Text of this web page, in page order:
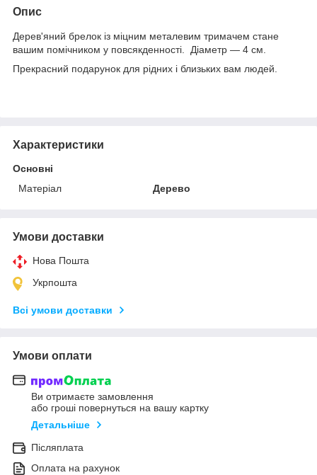
Опис
Дерев'яний брелок із міцним металевим тримачем стане
вашим помічником у повсякденності. Діаметр — 4 см.
Прекрасний подарунок для рідних і близьких вам людей.
Характеристики
Основні
Матеріал
Дерево
Умови доставки
Нова Пошта
Укрпошта
Всі умови доставки
Умови оплати
Ви отримаєте замовлення
або гроші повернуться на вашу картку
Детальніше
Післяплата
Оплата на рахунок